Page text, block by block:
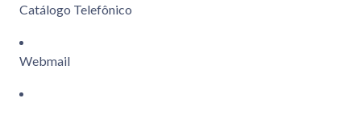
Catálogo Telefônico
Webmail